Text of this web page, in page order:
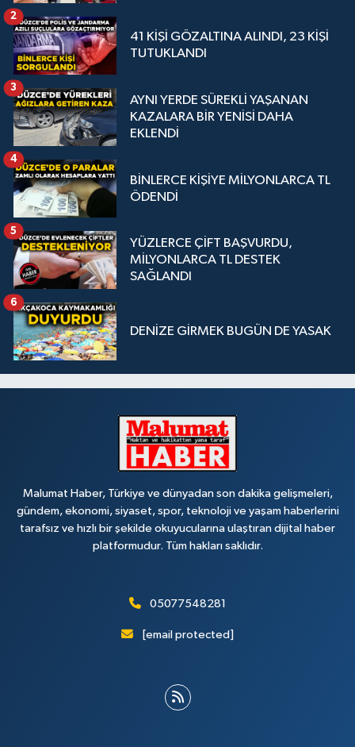
41 KİŞİ GÖZALTINA ALINDI, 23 KİŞİ
TUTUKLANDI
2
AYNI YERDE SÜREKLİ YAŞANAN
KAZALARA BİR YENİSİ DAHA
EKLENDİ
3
BİNLERCE KİŞİYE MİLYONLARCA TL
ÖDENDİ
4
YÜZLERCE ÇİFT BAŞVURDU,
MİLYONLARCA TL DESTEK
SAĞLANDI
5
DENİZE GİRMEK BUGÜN DE YASAK
6
Malumat Haber, Türkiye ve dünyadan son dakika gelişmeleri,
gündem, ekonomi, siyaset, spor, teknoloji ve yaşam haberlerini
tarafsız ve hızlı bir şekilde okuyucularına ulaştıran dijital haber
platformudur. Tüm hakları saklıdır.
05077548281
[email protected]